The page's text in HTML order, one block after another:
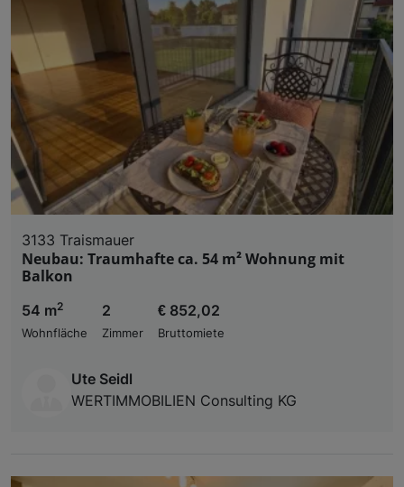
3133 Traismauer
Neubau: Traumhafte ca. 54 m² Wohnung mit
Balkon
54 m2
Wohnfläche
2
Zimmer
€ 852,02
Bruttomiete
Ute Seidl
WERTIMMOBILIEN Consulting KG